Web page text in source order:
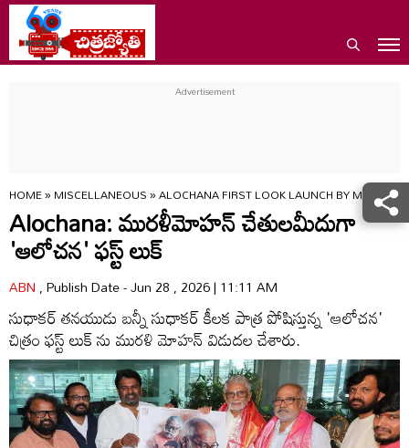
HOME»MISCELLANEOUS»ALOCHANA FIRST LOOK LAUNCH BY MURALI
Alochana: మురళీమోహన్ చేతులమీదుగా
'ఆలోచన' ఫస్ట్ లుక్
ABN, Publish Date - Jun 28 , 2026 | 11:11 AM
సుధాకర్ తనయుడు బన్నీ సుధాకర్ కీలక పాత్ర పోషిస్తున్న 'ఆలోచన'
చిత్రం ఫస్ట్ లుక్ ను మురళి మోహన్ విడుదల చేశారు.